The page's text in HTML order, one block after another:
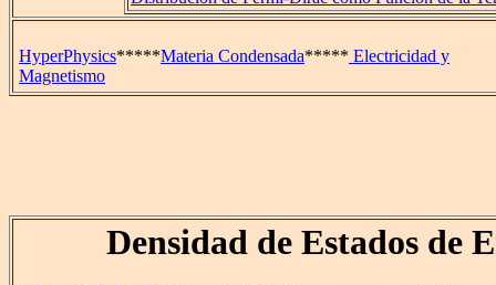
HyperPhysics*****Materia Condensada***** Electricidad y
Magnetismo
Densidad de Estados de